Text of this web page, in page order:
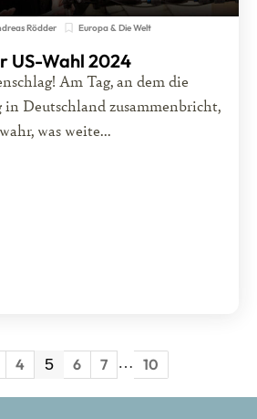
Rödder Europa & Die Welt
US-Wahl 2024
Am Tag, an dem die
Deutschland zusammenbricht,
was weite...
4 5 6 7 … 10